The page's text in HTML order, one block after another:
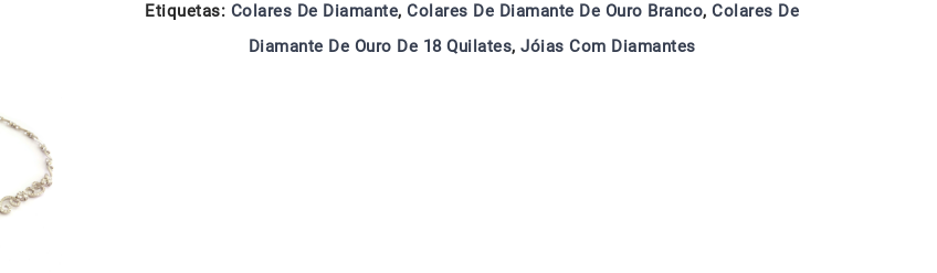
Etiquetas: Colares De Diamante, Colares De Diamante De Ouro Branco, Colares De
Diamante De Ouro De 18 Quilates, Jóias Com Diamantes